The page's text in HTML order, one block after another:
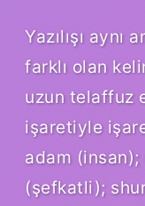
Yazılışı aynı
farklı olan
uzun telaffuz
işaretiyle
adam
(şefkatli);